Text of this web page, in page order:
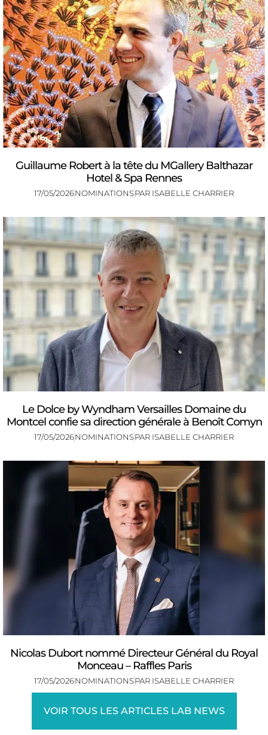
Guillaume Robert à la tête du MGallery Balthazar
Hotel & Spa Rennes
17/05/2026NOMINATIONSPAR ISABELLE CHARRIER
Le Dolce by Wyndham Versailles Domaine du
Montcel confie sa direction générale à Benoît Comyn
17/05/2026NOMINATIONSPAR ISABELLE CHARRIER
Nicolas Dubort nommé Directeur Général du Royal
Monceau – Raffles Paris
17/05/2026NOMINATIONSPAR ISABELLE CHARRIER
VOIR TOUS LES ARTICLES LAB NEWS